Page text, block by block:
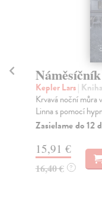
Náměsíčník
Kepler Lars| Kniha
Krvavá noční můra
Linna s pomocí
Zasielame do 12
15,91 €
16,40 € ?